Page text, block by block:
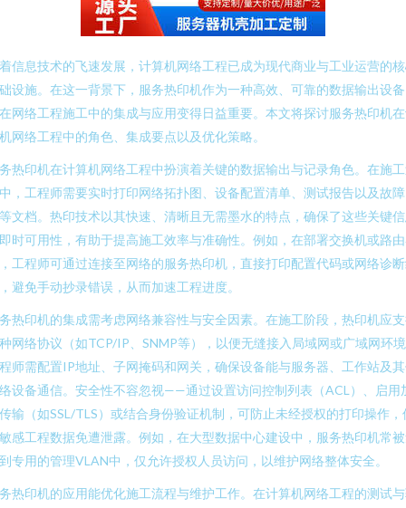
信息技术的飞速发展，计算机网络工程已成为现代商业与工业运营的
设施。在这一背景下，服务热印机作为一种高效、可靠的数据输出设
网络工程施工中的集成与应用变得日益重要。本文将探讨服务热印机
网络工程中的角色、集成要点以及优化策略。
热印机在计算机网络工程中扮演着关键的数据输出与记录角色。在施
，工程师需要实时打印网络拓扑图、设备配置清单、测试报告以及故
文档。热印技术以其快速、清晰且无需墨水的特点，确保了这些关键
时可用性，有助于提高施工效率与准确性。例如，在部署交换机或路
工程师可通过连接至网络的服务热印机，直接打印配置代码或网络诊
避免手动抄录错误，从而加速工程进度。
热印机的集成需考虑网络兼容性与安全因素。在施工阶段，热印机应
网络协议（如TCP/IP、SNMP等），以便无缝接入局域网或广域网环
师需配置IP地址、子网掩码和网关，确保设备能与服务器、工作站及
设备通信。安全性不容忽视——通过设置访问控制列表（ACL）、启用
输（如SSL/TLS）或结合身份验证机制，可防止未经授权的打印操作，
感工程数据免遭泄露。例如，在大型数据中心建设中，服务热印机常
专用的管理VLAN中，仅允许授权人员访问，以维护网络整体安全。
热印机的应用能优化施工流程与维护工作。在计算机网络工程的测试